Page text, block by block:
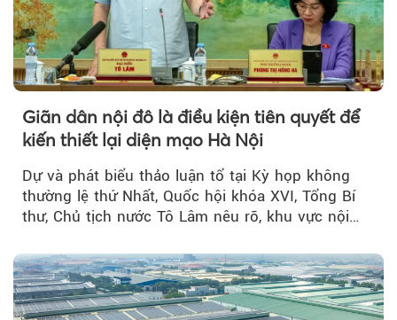
Giãn dân nội đô là điều kiện tiên quyết để
kiến thiết lại diện mạo Hà Nội
Dự và phát biểu thảo luận tổ tại Kỳ họp không
thường lệ thứ Nhất, Quốc hội khóa XVI, Tổng Bí
thư, Chủ tịch nước Tô Lâm nêu rõ, khu vực nội